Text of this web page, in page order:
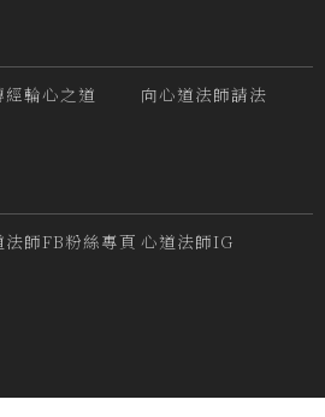
經輪心之道
向心道法師請法
法師FB粉絲專頁 心道法師IG